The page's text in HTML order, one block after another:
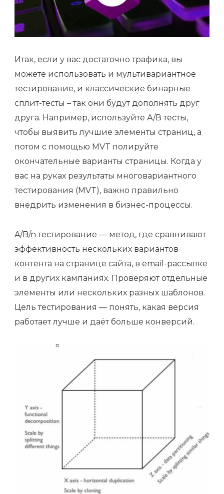
Итак, если у вас достаточно трафика, вы
можете использовать и мультивариантное
тестирование, и классические бинарные
сплит-тесты – так они будут дополнять друг
друга. Например, используйте А/В тесты,
чтобы выявить лучшие элементы страниц, а
потом с помощью MVT полируйте
окончательные варианты страницы. Когда у
вас на руках результаты многовариантного
тестирования (MVT), важно правильно
внедрить изменения в бизнес-процессы.
A/B/n тестирование — метод, где сравнивают
эффективность нескольких вариантов
контента на странице сайта, в email-рассылке
и в других кампаниях. Проверяют отдельные
элементы или нескольких разных шаблонов.
Цель тестирования — понять, какая версия
работает лучше и даёт больше конверсий.